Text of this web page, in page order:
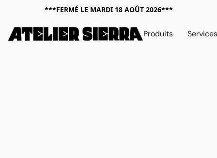
***FERMÉ LE MARDI 18 AOÛT 2026***
Produits Services